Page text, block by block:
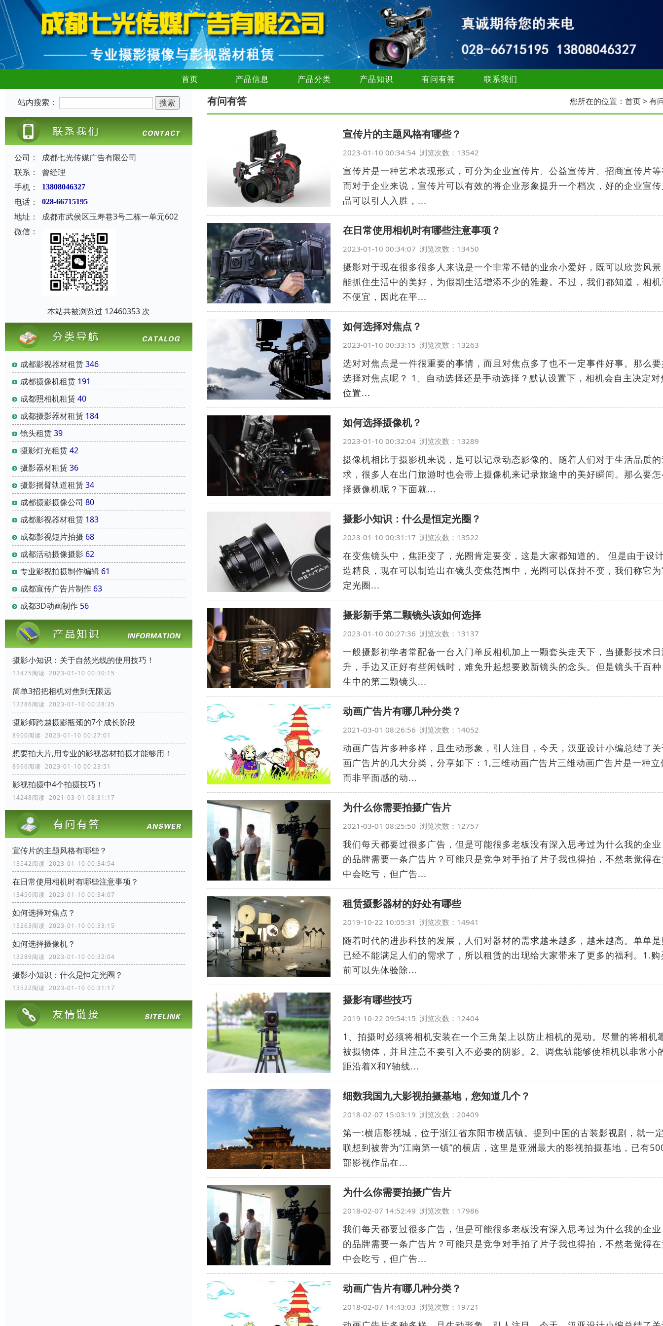
首页 产品信息 产品分类 产品知识 有问有答 联系我们
站内搜索：
公司：
成都七光传媒广告有限公司
联系：
曾经理
手机：
13808046327
电话： 028-66715195
地址：
成都市武侯区玉寿巷3号二栋一单元602
微信：
本站共被浏览过 12460353 次
成都影视器材租赁346
成都摄像机租赁 191
成都照相机租赁40
成都摄影器材租赁 184
镜头租赁39
摄影灯光租赁42
摄影器材租赁36
摄影摇臂轨道租赁34
成都摄影摄像公司 80
成都影视器材租赁 183
成都影视短片拍摄 68
成都活动摄像摄影 62
专业影视拍摄制作编辑 61
成都宣传广告片制作 63
成都3D动画制作 56
摄影小知识：关于自然光线的使用技巧！
13475阅读 2023-01-10 00:30:15
简单3招把相机对焦到无限远
13786阅读 2023-01-10 00:28:35
摄影师跨越摄影瓶颈的7个成长阶段
8900阅读 2023-01-10 00:27:01
想要拍大片,用专业的影视器材拍摄才能够用！
8966阅读 2023-01-10 00:23:51
影视拍摄中4个拍摄技巧！
14248阅读 2021-03-01 08:31:17
宣传片的主题风格有哪些？
13542阅读 2023-01-10 00:34:54
在日常使用相机时有哪些注意事项？
13450阅读 2023-01-10 00:34:07
如何选择对焦点？
13263阅读 2023-01-10 00:33:15
如何选择摄像机？
13289阅读 2023-01-10 00:32:04
摄影小知识：什么是恒定光圈？
13522阅读 2023-01-10 00:31:17
有问有答 您所在的位置： 首页> 有
宣传片的主题风格有哪些？
2023-01-10 00:34:54 浏览次数：13542
宣传片是一种艺术表现形式，可分为企业宣传片、公益宣传片、招商宣传片
而对于企业来说，宣传片可以有效的将企业形象提升一个档次，好的企业宣
品可以引人入胜，...
在日常使用相机时有哪些注意事项？
2023-01-10 00:34:07 浏览次数：13450
摄影对于现在很多很多人来说是一个非常不错的业余小爱好，既可以欣赏风
能抓住生活中的美好，为假期生活增添不少的雅趣。不过，我们都知道，相
不便宜，因此在平...
如何选择对焦点？
2023-01-10 00:33:15 浏览次数：13263
选对对焦点是一件很重要的事情，而且对焦点多了也不一定事件好事。那么
选择对焦点呢？ 1、自动选择还是手动选择？默认设置下，相机会自主决定对
位置...
如何选择摄像机？
2023-01-10 00:32:04 浏览次数：13289
摄像机相比于摄影机来说，是可以记录动态影像的。随着人们对于生活品质
求，很多人在出门旅游时也会带上摄像机来记录旅途中的美好瞬间。那么要
择摄像机呢？下面就...
摄影小知识：什么是恒定光圈？
2023-01-10 00:31:17 浏览次数：13522
在变焦镜头中，焦距变了，光圈肯定要变，这是大家都知道的。 但是由于设
造精良，现在可以制造出在镜头变焦范围中，光圈可以保持不变，我们称它为
定光圈...
摄影新手第二颗镜头该如何选择
2023-01-10 00:27:36 浏览次数：13137
一般摄影初学者常配备一台入门单反相机加上一颗套头走天下，当摄影技术
升，手边又正好有些闲钱时，难免升起想要败新镜头的念头。但是镜头千百
生中的第二颗镜头...
动画广告片有哪几种分类？
2021-03-01 08:26:56 浏览次数：14052
动画广告片多种多样，且生动形象，引人注目，今天，汉亚设计小编总结了
画广告片的几大分类，分享如下：1,三维动画广告片三维动画广告片是一种立
而非平面感的动...
为什么你需要拍摄广告片
2021-03-01 08:25:50 浏览次数：12757
我们每天都要过很多广告，但是可能很多老板没有深入思考过为什么我的企
的品牌需要一条广告片？可能只是竞争对手拍了片子我也得拍，不然老觉得
中会吃亏，但广告...
租赁摄影器材的好处有哪些
2019-10-22 10:05:31 浏览次数：14941
随着时代的进步科技的发展，人们对器材的需求越来越多，越来越高。单单
已经不能满足人们的需求了，所以租赁的出现给大家带来了更多的福利。1.购
前可以先体验除...
摄影有哪些技巧
2019-10-22 09:54:15 浏览次数：12404
1、拍摄时必须将相机安装在一个三角架上以防止相机的晃动。尽量的将相机
被摄物体，并且注意不要引入不必要的阴影。2、调焦轨能够使相机以非常小
距沿着X和Y轴线...
细数我国九大影视拍摄基地，您知道几个？
2018-02-07 15:03:19 浏览次数：20409
第一:横店影视城，位于浙江省东阳市横店镇。提到中国的古装影视剧，就一
联想到被誉为“江南第一镇”的横店，这里是亚洲最大的影视拍摄基地，已有
部影视作品在...
为什么你需要拍摄广告片
2018-02-07 14:52:49 浏览次数：17986
我们每天都要过很多广告，但是可能很多老板没有深入思考过为什么我的企
的品牌需要一条广告片？可能只是竞争对手拍了片子我也得拍，不然老觉得
中会吃亏，但广告...
动画广告片有哪几种分类？
2018-02-07 14:43:03 浏览次数：19721